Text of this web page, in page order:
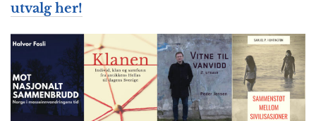
utvalg her!